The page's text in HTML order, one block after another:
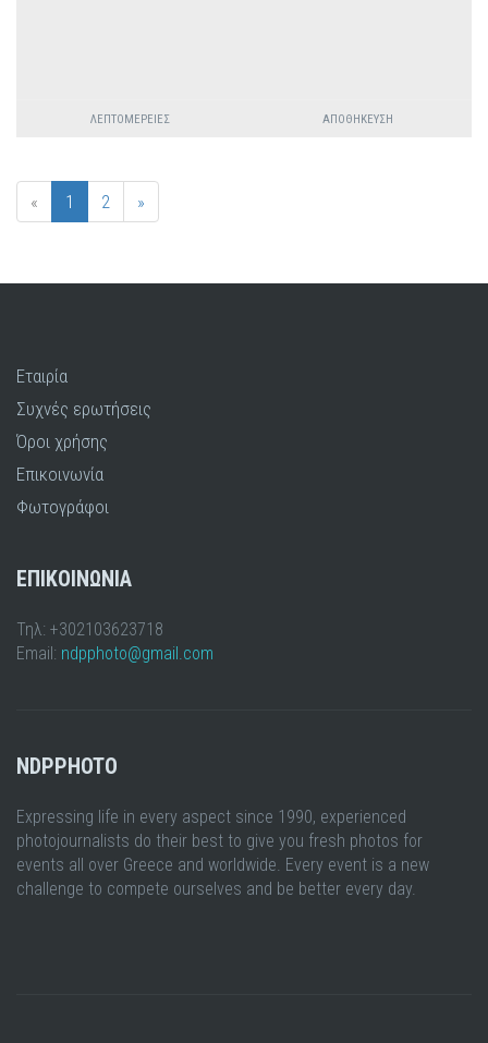
ΛΕΠΤΟΜΈΡΕΙΕΣ ΑΠΟΘΉΚΕΥΣΗ
« 1 2 »
Εταιρία
Συχνές ερωτήσεις
Όροι χρήσης
Επικοινωνία
Φωτογράφοι
ΕΠΙΚΟΙΝΩΝΙΑ
Τηλ: +302103623718
Email: ndpphoto@gmail.com
NDPPHOTO
Expressing life in every aspect since 1990, experienced
photojournalists do their best to give you fresh photos for
events all over Greece and worldwide. Every event is a new
challenge to compete ourselves and be better every day.